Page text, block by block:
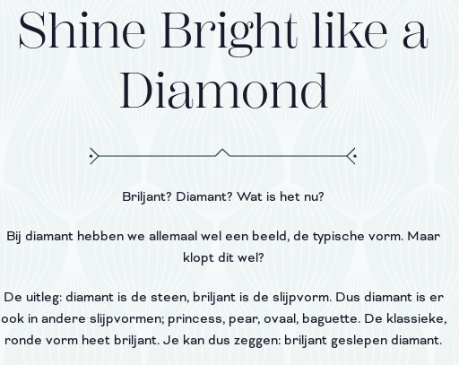
Shine Bright like a
Diamond
Briljant? Diamant? Wat is het nu?
Bij diamant hebben we allemaal wel een beeld, de typische vorm. Maar
klopt dit wel?
De uitleg: diamant is de steen, briljant is de slijpvorm. Dus diamant is er
ook in andere slijpvormen; princess, pear, ovaal, baguette. De klassieke,
ronde vorm heet briljant. Je kan dus zeggen: briljant geslepen diamant.